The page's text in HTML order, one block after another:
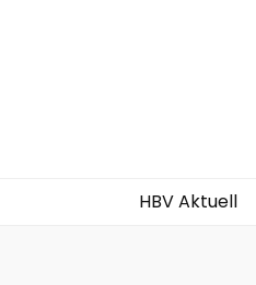
HBV Aktuell